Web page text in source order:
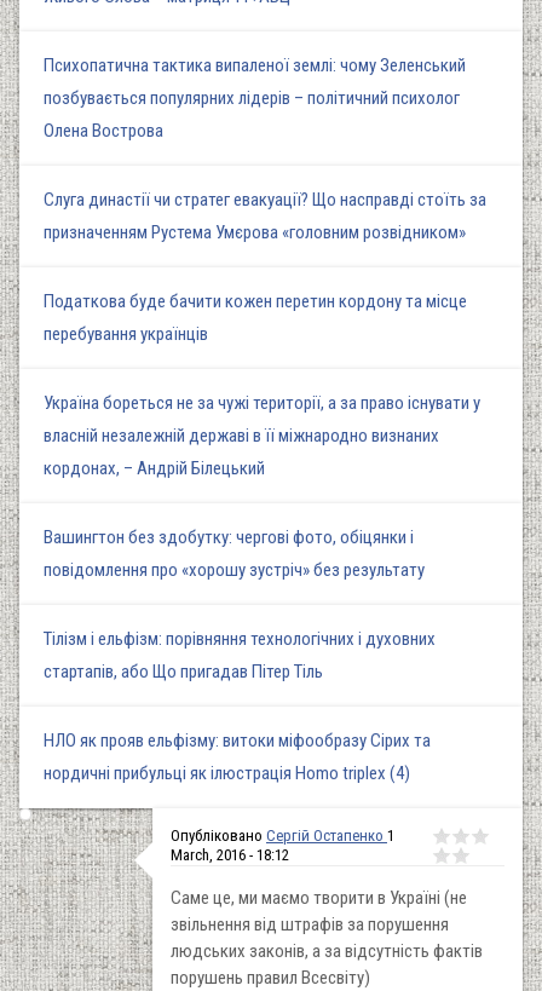
Психопатична тактика випаленої землі: чому Зеленський
позбувається популярних лідерів – політичний психолог
Олена Вострова
Слуга династії чи стратег евакуації? Що насправді стоїть за
призначенням Рустема Умєрова «головним розвідником»
Податкова буде бачити кожен перетин кордону та місце
перебування українців
Україна бореться не за чужі території, а за право існувати у
власній незалежній державі в її міжнародно визнаних
кордонах, – Андрій Білецький
Вашингтон без здобутку: чергові фото, обіцянки і
повідомлення про «хорошу зустріч» без результату
Тілізм і ельфізм: порівняння технологічних і духовних
стартапів, або Що пригадав Пітер Тіль
НЛО як прояв ельфізму: витоки міфообразу Сірих та
нордичні прибульці як ілюстрація Homo triplex (4)
Опубліковано Сергій Остапенко 1
March, 2016 - 18:12
Саме це, ми маємо творити в Україні (не
звільнення від штрафів за порушення
людських законів, а за відсутність фактів
порушень правил Всесвіту)